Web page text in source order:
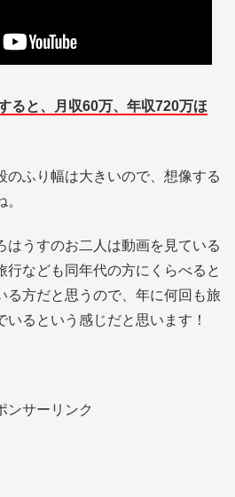
ると、月収60万、年収720万ほ
のふり幅は大きいので、想像する
はうすのお二人は動画を見ている
行なども同年代の方にくらべると
る方だと思うので、年に何回も旅
るという感じだと思います！
ンサーリンク